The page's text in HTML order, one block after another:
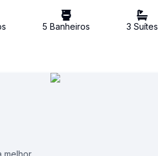
s 5 Banheiros 3 Suítes
melhor